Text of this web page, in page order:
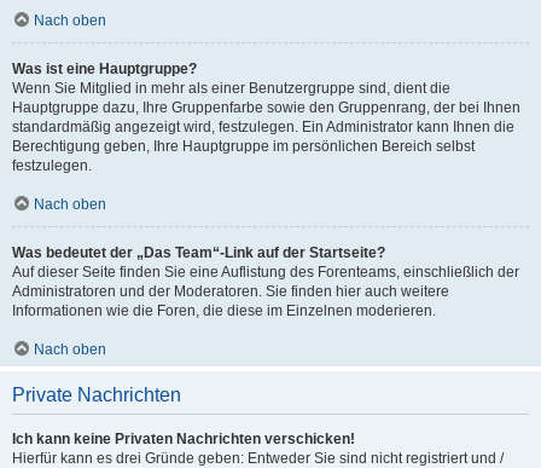
Nach oben
Was ist eine Hauptgruppe?
Wenn Sie Mitglied in mehr als einer Benutzergruppe sind, dient die
Hauptgruppe dazu, Ihre Gruppenfarbe sowie den Gruppenrang, der bei Ihnen
standardmäßig angezeigt wird, festzulegen. Ein Administrator kann Ihnen die
Berechtigung geben, Ihre Hauptgruppe im persönlichen Bereich selbst
festzulegen.
Nach oben
Was bedeutet der „Das Team“-Link auf der Startseite?
Auf dieser Seite finden Sie eine Auflistung des Forenteams, einschließlich der
Administratoren und der Moderatoren. Sie finden hier auch weitere
Informationen wie die Foren, die diese im Einzelnen moderieren.
Nach oben
Private Nachrichten
Ich kann keine Privaten Nachrichten verschicken!
Hierfür kann es drei Gründe geben: Entweder Sie sind nicht registriert und /